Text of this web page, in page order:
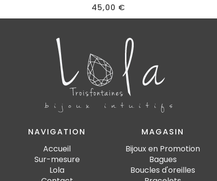
45,00 €
NAVIGATION
Accueil
Sur-mesure
Lola
MAGASIN
Bijoux en Promotion
Bagues
Boucles d'oreilles